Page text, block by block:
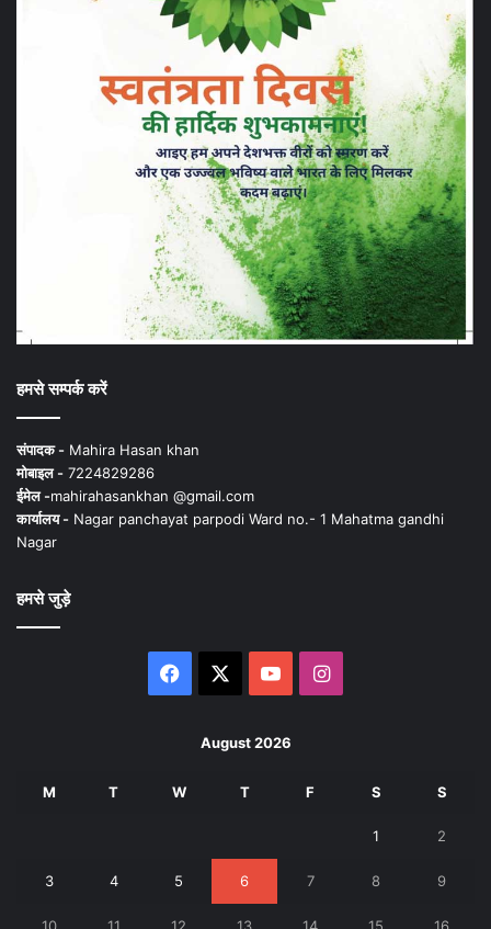
हमसे सम्पर्क करें
संपादक - Mahira Hasan khan
मोबाइल - 7224829286
ईमेल -mahirahasankhan @gmail.com
कार्यालय - Nagar panchayat parpodi Ward no.- 1 Mahatma gandhi
Nagar
हमसे जुड़े
Facebook YouTubeInstagram
August 2026
M T W T F S S
1 2
3 4 5 6 7 8 9
10 11 12 13 14 15 16